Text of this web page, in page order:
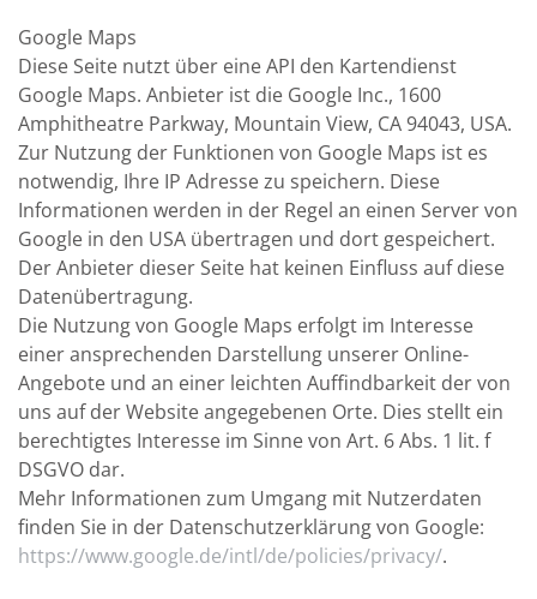
Google Maps
Diese Seite nutzt über eine API den Kartendienst
Google Maps. Anbieter ist die Google Inc., 1600
Amphitheatre Parkway, Mountain View, CA 94043, USA.
Zur Nutzung der Funktionen von Google Maps ist es
notwendig, Ihre IP Adresse zu speichern. Diese
Informationen werden in der Regel an einen Server von
Google in den USA übertragen und dort gespeichert.
Der Anbieter dieser Seite hat keinen Einfluss auf diese
Datenübertragung.
Die Nutzung von Google Maps erfolgt im Interesse
einer ansprechenden Darstellung unserer Online-
Angebote und an einer leichten Auffindbarkeit der von
uns auf der Website angegebenen Orte. Dies stellt ein
berechtigtes Interesse im Sinne von Art. 6 Abs. 1 lit. f
DSGVO dar.
Mehr Informationen zum Umgang mit Nutzerdaten
finden Sie in der Datenschutzerklärung von Google:
https://www.google.de/intl/de/policies/privacy/.